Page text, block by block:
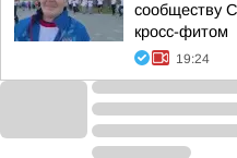
сообществу
кросс-фитом
19:24